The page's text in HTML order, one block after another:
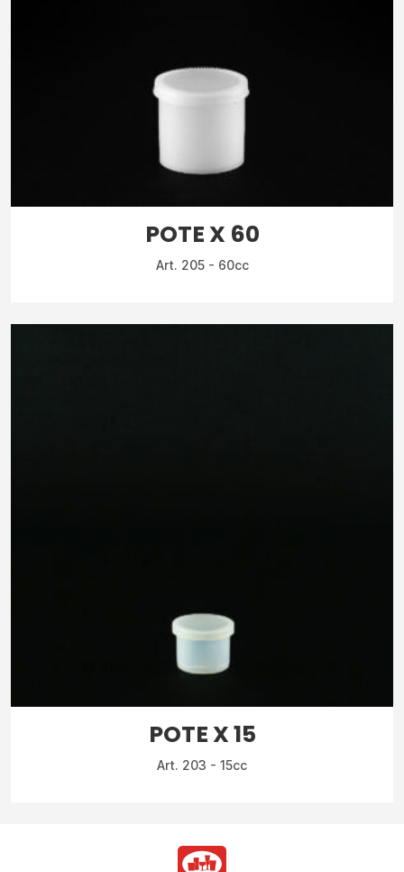
POTE X 60
Art. 205 - 60cc
POTE X 15
Art. 203 - 15cc